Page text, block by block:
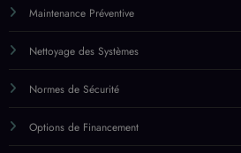
Maintenance Préventive
Nettoyage des Systèmes
Normes de Sécurité
Options de Financement